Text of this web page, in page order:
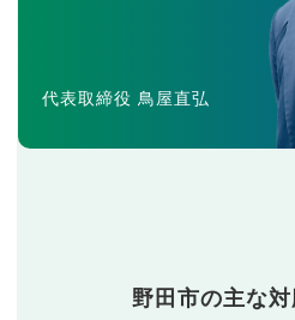
代表取締役 鳥屋直弘
野田市の主な